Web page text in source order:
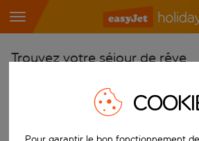
Trouvez votre séjour de rêve
Choisissez votre aéroport
Vers